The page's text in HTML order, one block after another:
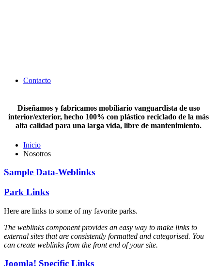
Contacto
Diseñamos y fabricamos mobiliario vanguardista de uso
interior/exterior, hecho 100% con plástico reciclado de la más
alta calidad para una larga vida, libre de mantenimiento.
Inicio
Nosotros
Sample Data-Weblinks
Park Links
Here are links to some of my favorite parks.
The weblinks component provides an easy way to make links to
external sites that are consistently formatted and categorised. You
can create weblinks from the front end of your site.
Joomla! Specific Links